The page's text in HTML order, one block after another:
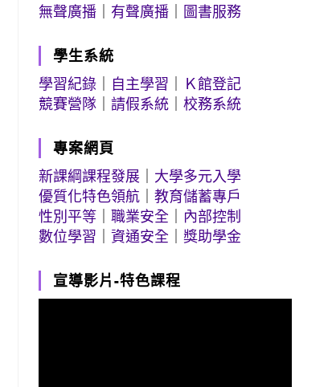
無聲廣播
有聲廣播 圖書服務
學生系統
學習紀錄
自主學習
Ｋ館登記
競賽營隊 ｜請假系統 ｜校務系統
專案網頁
新課綱課程發展
大學多元入學
優質化特色領航 ｜教育儲蓄專戶
性別平等 ｜職業安全
內部控制
數位學習 ｜資通安全 ｜獎助學金
宣導影片-特色課程